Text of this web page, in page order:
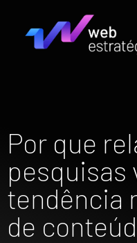
Por que
pesquisas
tendência
de